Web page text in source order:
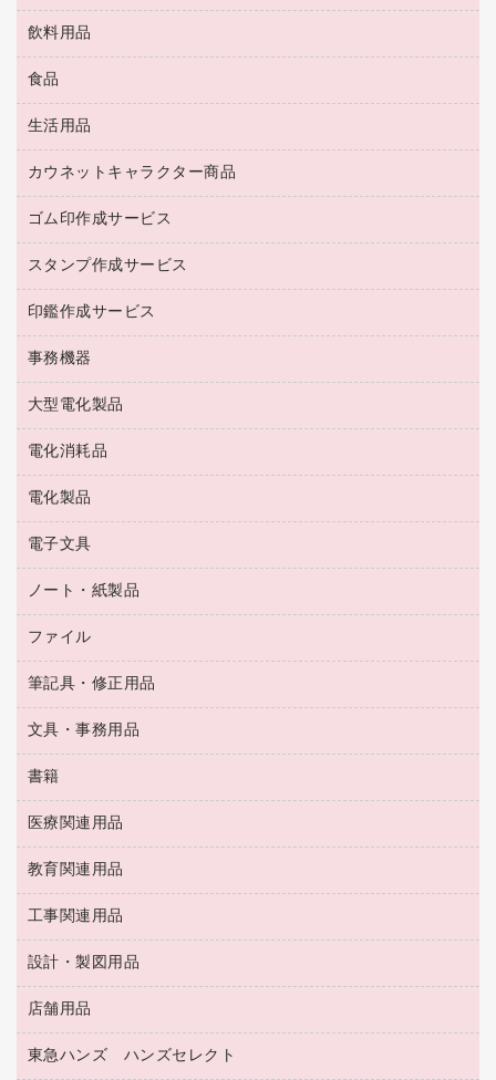
ＯＡクリーナー／エアダスター
ＨＤＤ／ＳＳＤ
ディスプレイモニター
ブラウス・シャツ
アウター
養生用品
防災用備蓄食品・飲料
台車・脚立
倉庫収納用品
作業用雑貨
梱包用品
梱包用テープ
園芸用品
ペット用品
飲料用品
緑茶飲料
茶葉・インスタント
紅茶・バラエティ飲料
レギュラーコーヒー
ミルク・シュガー
ソフトドリンク
コーヒーメーカー・備品
インスタントコーヒー
食品
食品
生活用品
浴室用品
台所用洗剤
掃除用品
掃除用洗剤
洗濯用品
消臭・芳香剤
殺虫剤
飲食用消耗品
ハンドソープ・石鹸
トイレ用品
トイレ用洗剤
ティッシュペーパー
ダストボックス
タオル・アメニティ用品
スリッパ・サンダル・シューズ
スポーツ・レジャー用品
ゴミ袋
キッチン用品
食品添加物製品
カウネットキャラクター商品
カウネットキャラクター商品
ゴム印作成サービス
ゴム印作成サービス
ゴム印（一行印）作成サービス
ゴム印（フリーサイズ印）作成サービス
スタンプ作成サービス
シヤチハタスタンプ作成サービス
カウネットスタンプ作成サービス
印鑑作成サービス
印鑑作成サービス
事務機器
大型シュレッダー（共配）
レーザーポインター
ラミネートフィルム
ラミネータ
タイムレコーダー
シュレッダ
ＯＨＰ用品
大型電化製品
冷蔵庫・キッチン・調理家電
テレビ・ＡＶ機器
電化消耗品
電球・蛍光灯
乾電池・充電池
フィルム・カメラ用品
デスクライト
アルバム
電化製品
掃除機・クリーナー
空調・季節家電
その他電化製品
キッチン・調理家電
ＯＡタップ／延長コード
電子文具
電卓
ラベルテープ
その他電子文具
ノート・紙製品
封筒
伝票
典礼用品
帳簿
額縁
各種用紙
ルーズリーフ
ファイル
名刺整理用品
板目表紙・綴込表紙
背幅が伸びるファイル
統一伝票用ファイル
収納保存用品
レターファイル
リングファイル
プレゼン用ファイル
ファイルボックス
筆記具・修正用品
万年筆
消しゴム
修正液・修正ペン
修正テープ
鉛筆
マーキングペン（油性）
マーキングペン（水性）
文具・事務用品
輪ゴム
両面テープ
名札
保管・整理用品
壁面／足元収納
備品／小物ケース
透明テープ 事務用
電話台
書籍
パソコンソフト
医療関連用品
保健用品
使い捨て手袋
感染症対策用品
介護用品
医療関連用品
教育関連用品
教育関連用品
工事関連用品
工事関連用品
設計・製図用品
設計・製図用品
店舗用品
店舗運営用品
東急ハンズ ハンズセレクト